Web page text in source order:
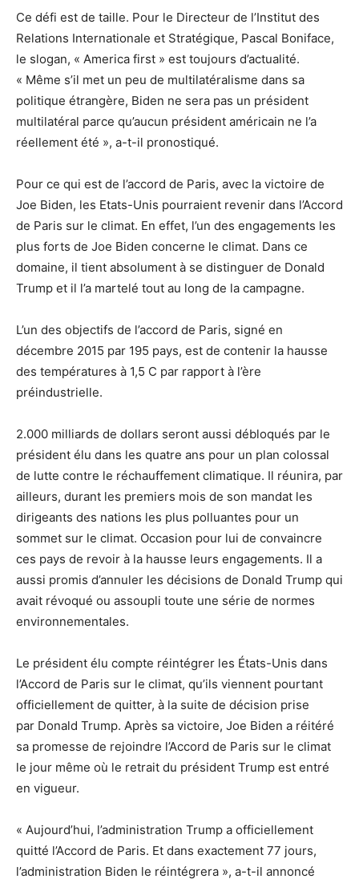
Ce défi est de taille. Pour le Directeur de l’Institut des
Relations Internationale et Stratégique, Pascal Boniface,
le slogan, « America first » est toujours d’actualité.
« Même s’il met un peu de multilatéralisme dans sa
politique étrangère, Biden ne sera pas un président
multilatéral parce qu’aucun président américain ne l’a
réellement été », a-t-il pronostiqué.
Pour ce qui est de l’accord de Paris, avec la victoire de
Joe Biden, les Etats-Unis pourraient revenir dans l’Accord
de Paris sur le climat. En effet, l’un des engagements les
plus forts de Joe Biden concerne le climat. Dans ce
domaine, il tient absolument à se distinguer de Donald
Trump et il l’a martelé tout au long de la campagne.
L’un des objectifs de l’accord de Paris, signé en
décembre 2015 par 195 pays, est de contenir la hausse
des températures à 1,5 C par rapport à l’ère
préindustrielle.
2.000 milliards de dollars seront aussi débloqués par le
président élu dans les quatre ans pour un plan colossal
de lutte contre le réchauffement climatique. Il réunira, par
ailleurs, durant les premiers mois de son mandat les
dirigeants des nations les plus polluantes pour un
sommet sur le climat. Occasion pour lui de convaincre
ces pays de revoir à la hausse leurs engagements. Il a
aussi promis d’annuler les décisions de Donald Trump qui
avait révoqué ou assoupli toute une série de normes
environnementales.
Le président élu compte réintégrer les États-Unis dans
l’Accord de Paris sur le climat, qu’ils viennent pourtant
officiellement de quitter, à la suite de décision prise
par Donald Trump. Après sa victoire, Joe Biden a réitéré
sa promesse de rejoindre l’Accord de Paris sur le climat
le jour même où le retrait du président Trump est entré
en vigueur.
« Aujourd’hui, l’administration Trump a officiellement
quitté l’Accord de Paris. Et dans exactement 77 jours,
l’administration Biden le réintégrera », a-t-il annoncé